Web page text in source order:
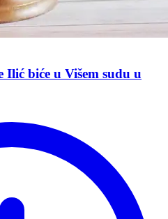
Ilić biće u Višem sudu u